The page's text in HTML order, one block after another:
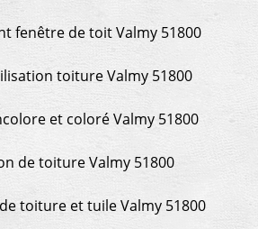
fenêtre de toit Valmy 51800
toiture Valmy 51800
et coloré Valmy 51800
de toiture Valmy 51800
toiture et tuile Valmy 51800